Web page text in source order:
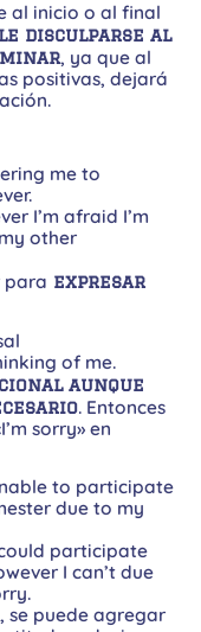
al inicio o al final
disculparse al
, ya que al
positivas, dejará
me to
I’m afraid I’m
other
para expresar
of me.
aunque
. Entonces
sorry» en
to participate
due to my
could participate
I can’t due
se puede agregar